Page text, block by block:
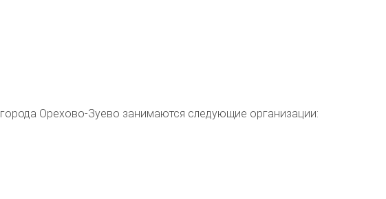
города Орехово-Зуево занимаются следующие организации: